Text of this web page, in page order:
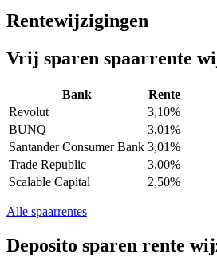
Rentewijzigingen
Vrij sparen spaarrente
Bank
Rente
Revolut
3,10%
BUNQ
3,01%
Santander Consumer Bank 3,01%
Trade Republic
3,00%
Scalable Capital
2,50%
Alle spaarrentes
Deposito sparen rente